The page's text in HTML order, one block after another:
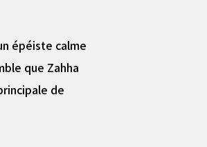
épéiste calme
que Zahha
de